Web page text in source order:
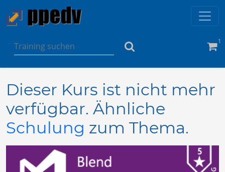
1
Dieser Kurs ist nicht mehr
verfügbar. Ähnliche
Schulung zum Thema.